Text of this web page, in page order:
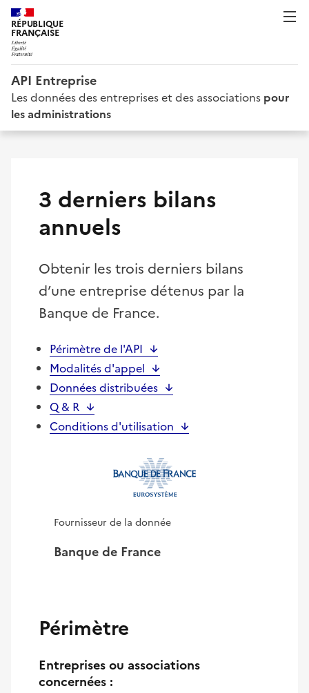
RÉPUBLIQUE
FRANÇAISE
API Entreprise
Les données des entreprises et des associations pour
les administrations
3 derniers bilans
annuels
Obtenir les trois derniers bilans
d’une entreprise détenus par la
Banque de France.
Périmètre de l'API
Modalités d'appel
Données distribuées
Q & R
Conditions d'utilisation
Fournisseur de la donnée
Banque de France
Périmètre
Entreprises ou associations
concernées :